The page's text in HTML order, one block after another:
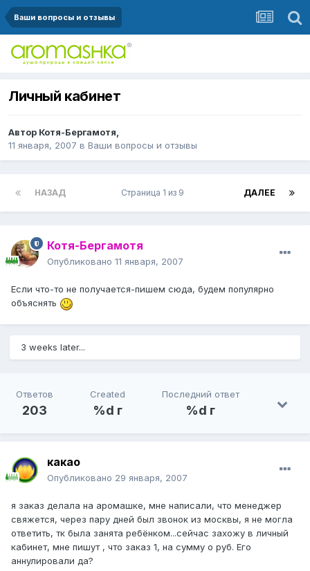
Ваши вопросы и отзывы
Личный кабинет
Автор Котя-Бергамотя,
11 января, 2007 в Ваши вопросы и отзывы
НАЗАД ДАЛЕЕ
Страница 1 из 9
Котя-Бергамотя
Опубликовано 11 января, 2007
Если что-то не получается-пишем сюда, будем популярно
объяснять
3 weeks later...
Ответов
203
Created
%d г
Последний ответ
%d г
какао
Опубликовано 29 января, 2007
я заказ делала на аромашке, мне написали, что менеджер
свяжется, через пару дней был звонок из москвы, я не могла
ответить, тк была занята ребёнком...сейчас захожу в личный
кабинет, мне пишут , что заказ 1, на сумму о руб. Его
аннулировали да?